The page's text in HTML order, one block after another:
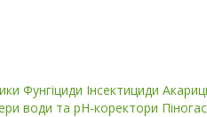
Фунгіциди Інсектициди
води та pH-коректори